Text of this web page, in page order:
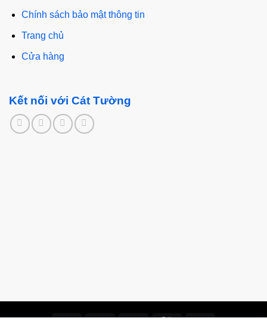
Chính sách bảo mật thông tin
Trang chủ
Cửa hàng
Kết nối với Cát Tường